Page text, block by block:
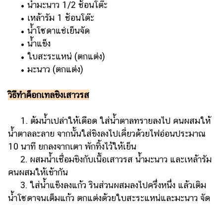
• น้ำมะนาว 1/2 ช้อนโต๊ะ
• เหล้ารัม 1 ช้อนโต๊ะ
• น้ำโซดาแช่เย็นจัด
• น้ำแข็ง
• ใบสะระแหน่ (ตกแต่ง)
• มะนาว (ตกแต่ง)
วิธีทำค็อกเทลขิงเสาวรส
1. ต้มน้ำเปล่าให้เดือด ใส่น้ำตาลทรายลงไป คนผสมให้
น้ำตาลละลาย จากนั้นใส่ขิงลงไปเคี่ยวด้วยไฟอ่อนประมาณ
10 นาที ยกลงจากเตา พักทิ้งไว้ให้เย็น
2. ผสมน้ำเชื่อมขิงกับเนื้อเสาวรส น้ำมะนาว และเหล้ารัม
คนผสมให้เข้ากัน
3. ใส่น้ำแข็งลงแก้ว รินส่วนผสมลงไปครึ่งหนึ่ง แล้วเติม
น้ำโซดาจนเต็มแก้ว ตกแต่งด้วยใบสะระแหน่และมะนาว จัด